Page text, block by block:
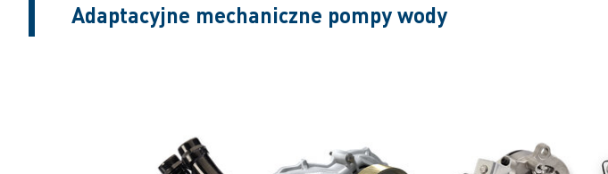
Adaptacyjne mechaniczne pompy wody